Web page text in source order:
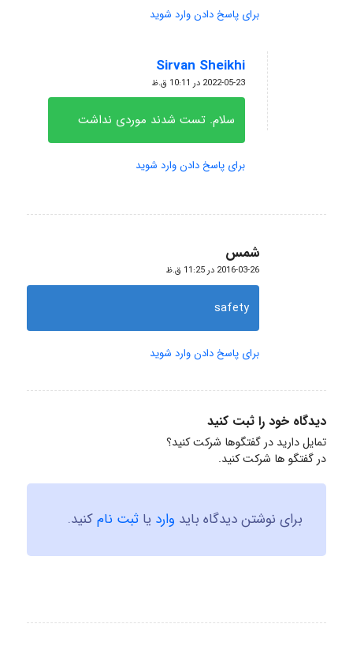
برای پاسخ دادن وارد شوید
Sirvan Sheikhi
گفته:
2022-05-23 در 10:11 ق.ظ
سلام. تست شدند موردی نداشت
برای پاسخ دادن وارد شوید
شمس
گفته:
2016-03-26 در 11:25 ق.ظ
safety
برای پاسخ دادن وارد شوید
دیدگاه خود را ثبت کنید
تمایل دارید در گفتگوها شرکت کنید؟
در گفتگو ها شرکت کنید.
برای نوشتن دیدگاه باید وارد یا ثبت نامکنید.